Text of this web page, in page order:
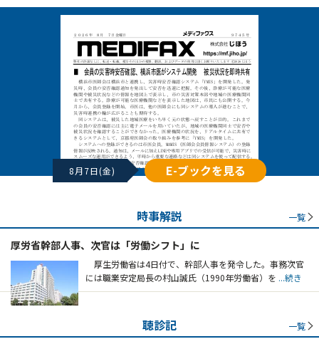
8月7日(金) E-ブックを見る
時事解説 一覧
厚労省幹部人事、次官は「労働シフト」に
厚生労働省は4日付で、幹部人事を発令した。事務次官
には職業安定局長の村山誠氏（1990年労働省）を ...続き
聴診記 一覧